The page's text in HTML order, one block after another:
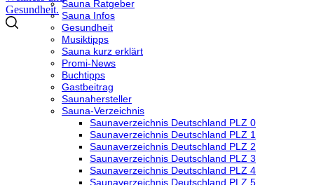
Sauna Ratgeber
Sauna Infos
Gesundheit
Musiktipps
Sauna kurz erklärt
Promi-News
Buchtipps
Gastbeitrag
Saunahersteller
Sauna-Verzeichnis
Saunaverzeichnis Deutschland PLZ 0
Saunaverzeichnis Deutschland PLZ 1
Saunaverzeichnis Deutschland PLZ 2
Saunaverzeichnis Deutschland PLZ 3
Saunaverzeichnis Deutschland PLZ 4
Saunaverzeichnis Deutschland PLZ 5